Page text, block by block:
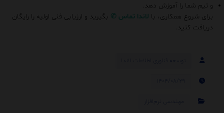
و تیم شما را آموزش دهد.
برای شروع همکاری، با لاندا تماس ✆ بگیرید و ارزیابی فنی اولیه را رایگان
دریافت کنید.